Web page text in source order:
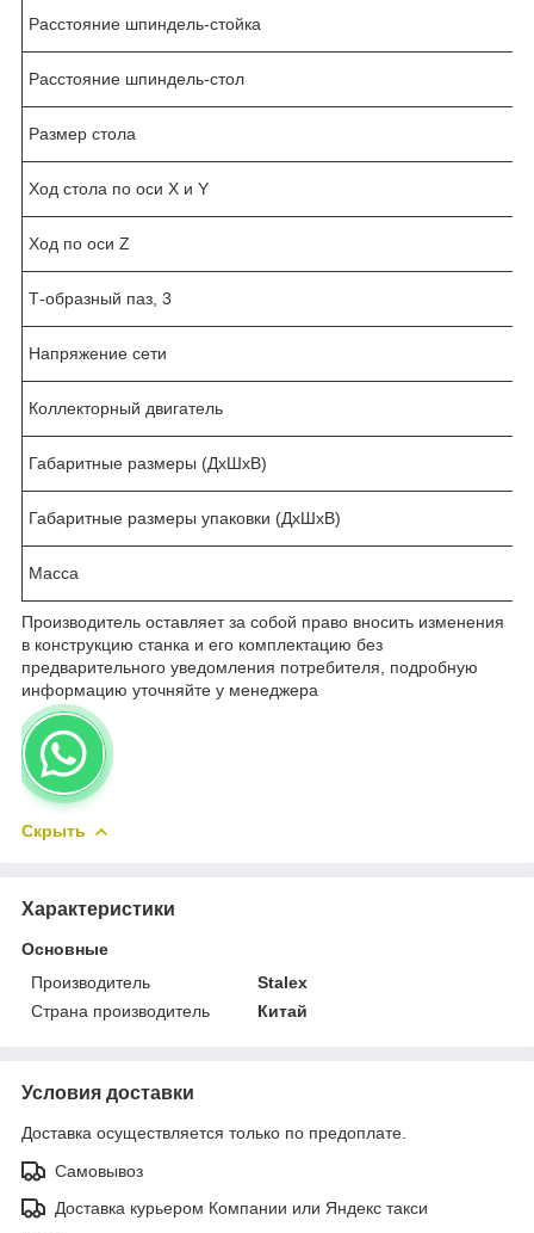
Расстояние шпиндель-стойка
Расстояние шпиндель-стол
Размер стола
Ход стола по оси Х и Y
Ход по оси Z
Т-образный паз, 3
Напряжение сети
Коллекторный двигатель
Габаритные размеры (ДхШхВ)
Габаритные размеры упаковки (ДхШхВ)
Масса
Производитель оставляет за собой право вносить изменения
в конструкцию станка и его комплектацию без
предварительного уведомления потребителя, подробную
информацию уточняйте у менеджера
Скрыть
Характеристики
Основные
Производитель
Stalex
Страна производитель
Китай
Условия доставки
Доставка осуществляется только по предоплате.
Самовывоз
Доставка курьером Компании или Яндекс такси